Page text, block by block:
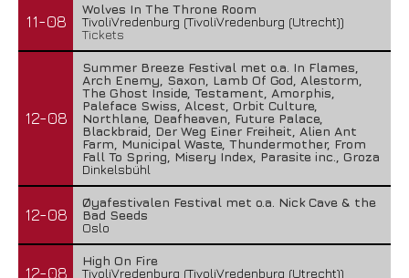
11-08
Wolves In The Throne Room
TivoliVredenburg (TivoliVredenburg (Utrecht))
Tickets
12-08
Summer Breeze Festival met o.a. In Flames,
Arch Enemy, Saxon, Lamb Of God, Alestorm,
The Ghost Inside, Testament, Amorphis,
Paleface Swiss, Alcest, Orbit Culture,
Northlane, Deafheaven, Future Palace,
Blackbraid, Der Weg Einer Freiheit, Alien Ant
Farm, Municipal Waste, Thundermother, From
Fall To Spring, Misery Index, Parasite inc., Groza
Dinkelsbühl
12-08
Øyafestivalen Festival met o.a. Nick Cave & the
Bad Seeds
Oslo
12-08
High On Fire
TivoliVredenburg (TivoliVredenburg (Utrecht))